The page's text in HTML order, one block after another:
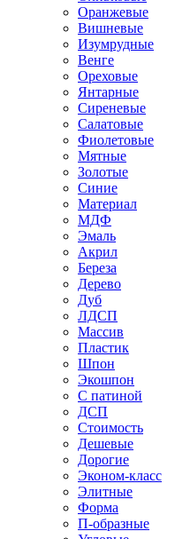
Оранжевые
Вишневые
Изумрудные
Венге
Ореховые
Янтарные
Сиреневые
Салатовые
Фиолетовые
Мятные
Золотые
Синие
Материал
МДФ
Эмаль
Акрил
Береза
Дерево
Дуб
ЛДСП
Массив
Пластик
Шпон
Экошпон
С патиной
ДСП
Стоимость
Дешевые
Дорогие
Эконом-класс
Элитные
Форма
П-образные